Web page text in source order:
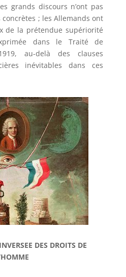
grands discours n’ont pas
concrètes ; les Allemands ont
de la prétendue supériorité
dans le Traité de
au-delà des clauses
inévitables dans ces
DES DROITS DE